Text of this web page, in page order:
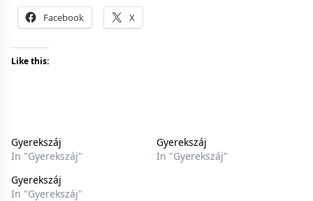
Facebook X
Like this:
Gyerekszáj
In "Gyerekszáj"
Gyerekszáj
In "Gyerekszáj"
Gyerekszáj
In "Gyerekszáj"